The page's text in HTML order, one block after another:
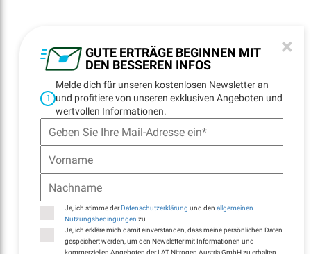
GUTE ERTRÄGE BEGINNEN MIT
DEN BESSEREN INFOS
×
1
Melde dich für unseren kostenlosen Newsletter an
und profitiere von unseren exklusiven Angeboten und
wertvollen Informationen.
Ja, ich stimme derDatenschutzerklärung und den allgemeinen
Nutzungsbedingungen zu.
Ja, ich erkläre mich damit einverstanden, dass meine persönlichen Daten
gespeichert werden, um den Newsletter mit Informationen und
kommerziellen Angeboten der LAT Nitrogen Austria GmbH zu erhalten.
REGISTRATION
NAVIGATION
Startseite
Standorte
E-Billing